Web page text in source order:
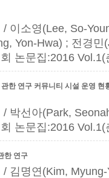
/ 이소영(Lee, So-
Yon-Hwa) ; 전경민
논문집:2016
한 연구 커뮤니티 시설 운영 현
/ 박선아(Park,
논문집:2016
한 연구
/ 김명연(Kim,